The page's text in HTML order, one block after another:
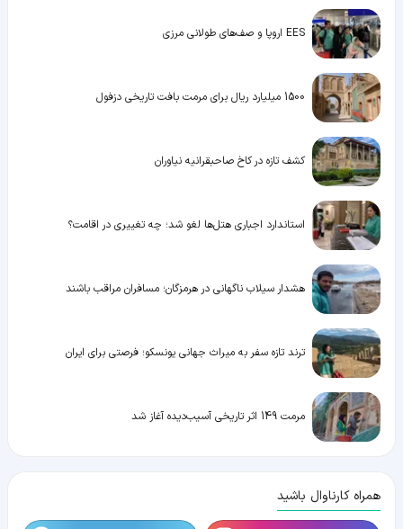
EES اروپا و صف‌های طولانی مرزی
1500 میلیارد ریال برای مرمت بافت تاریخی دزفول
کشف تازه در کاخ صاحبقرانیه نیاوران
استاندارد اجباری هتل‌ها لغو شد؛ چه تغییری در اقامت؟
هشدار سیلاب ناگهانی در هرمزگان؛ مسافران مراقب باشند
ترند تازه سفر به میراث جهانی یونسکو؛ فرصتی برای ایران
مرمت 149 اثر تاریخی آسیب‌دیده آغاز شد
همراه کارناوال باشید